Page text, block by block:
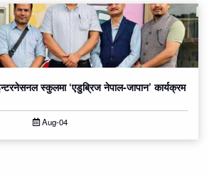
स्कुलमा ‘एडुब्रिज नेपाल-जापान’ कार्यक्रम
Aug-04